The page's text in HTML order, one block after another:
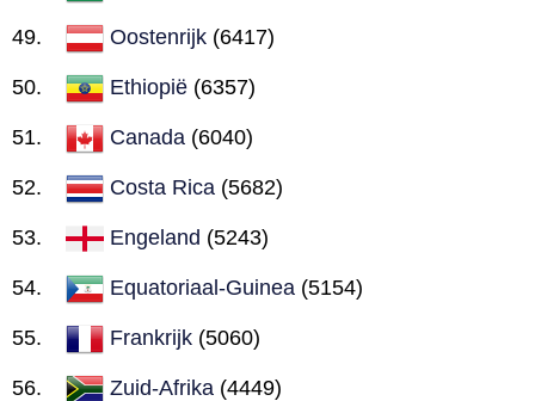
Oostenrijk (6417)
Ethiopië (6357)
Canada (6040)
Costa Rica (5682)
Engeland (5243)
Equatoriaal-Guinea (5154)
Frankrijk (5060)
Zuid-Afrika (4449)